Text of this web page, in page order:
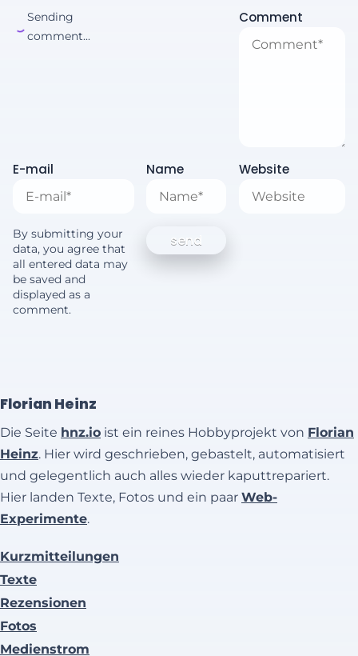
Sending
comment...
Comment
E-mail Name Website
By submitting your
data, you agree that
all entered data may
be saved and
displayed as a
comment.
Florian Heinz
Die Seite hnz.io ist ein reines Hobbyprojekt von Florian
Heinz. Hier wird geschrieben, gebastelt, automatisiert
und gelegentlich auch alles wieder kaputtrepariert.
Hier landen Texte, Fotos und ein paar Web-
Experimente.
Kurzmitteilungen
Texte
Rezensionen
Fotos
Medienstrom